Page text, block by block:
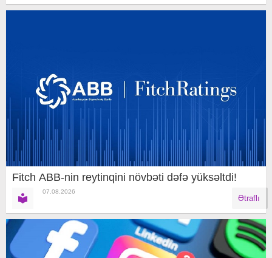
Fitch ABB-nin reytinqini növbəti dəfə yüksəltdi!
07.08.2026
Ətraflı